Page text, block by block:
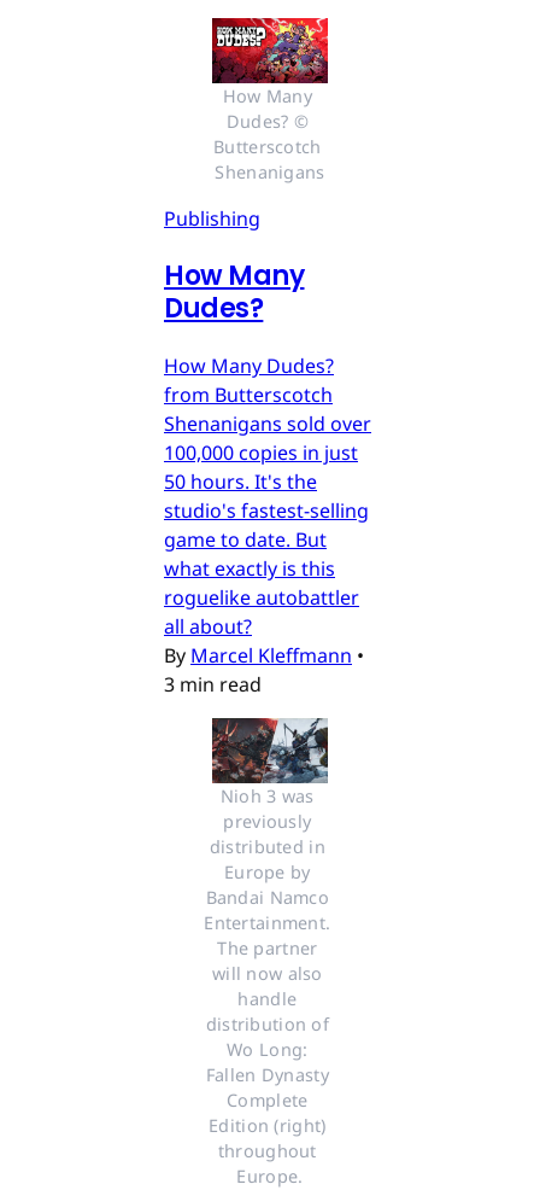
How Many
Dudes? ©
Butterscotch
Shenanigans
Publishing
How Many
Dudes?
How Many Dudes?
from Butterscotch
Shenanigans sold over
100,000 copies in just
50 hours. It's the
studio's fastest-selling
game to date. But
what exactly is this
roguelike autobattler
all about?
By Marcel Kleffmann •
3 min read
Nioh 3 was
previously
distributed in
Europe by
Bandai Namco
Entertainment.
The partner
will now also
handle
distribution of
Wo Long:
Fallen Dynasty
Complete
Edition (right)
throughout
Europe.